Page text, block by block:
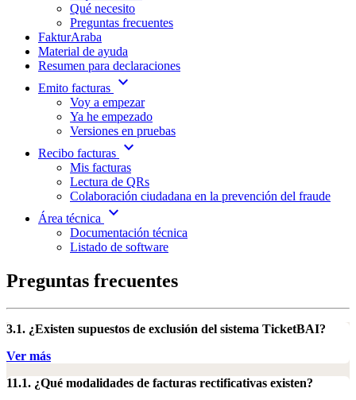
Qué necesito
Preguntas frecuentes
FakturAraba
Material de ayuda
Resumen para declaraciones
Emito facturas expand_more
Voy a empezar
Ya he empezado
Versiones en pruebas
Recibo facturas expand_more
Mis facturas
Lectura de QRs
Colaboración ciudadana en la prevención del fraude
Área técnica
expand_more
Documentación técnica
Listado de software
Preguntas frecuentes
3.1. ¿Existen supuestos de exclusión del sistema TicketBAI?
Ver más
11.1. ¿Qué modalidades de facturas rectificativas existen?